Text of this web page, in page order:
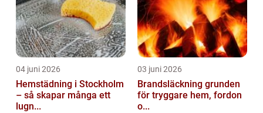
04 juni 2026
Hemstädning i Stockholm
– så skapar många ett
lugn...
03 juni 2026
Brandsläckning grunden
för tryggare hem, fordon
o...